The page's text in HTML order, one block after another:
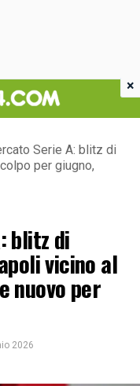
Serie A: blitz di
per giugno,
blitz di
vicino al
nuovo per
2026
×